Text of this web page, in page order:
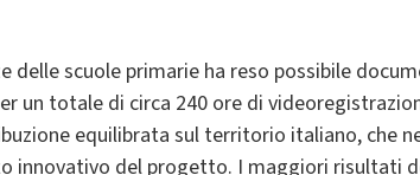
delle scuole primarie ha reso possibile
un totale di circa 240 ore di
equilibrata sul territorio italiano, che
innovativo del progetto. I maggiori risultati